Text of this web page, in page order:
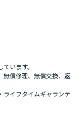
います。
無償修理、無償交換、返
ライフタイムギャランテ